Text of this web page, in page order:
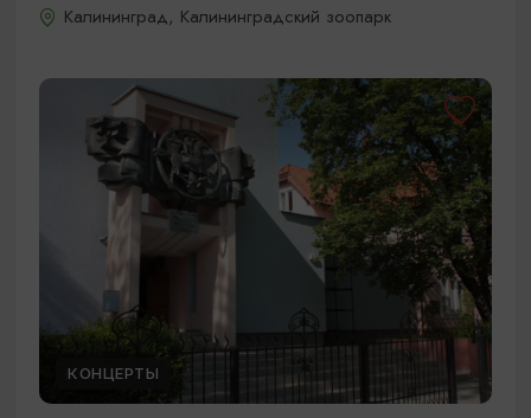
Калининград, Калининградский зоопарк
КОНЦЕРТЫ